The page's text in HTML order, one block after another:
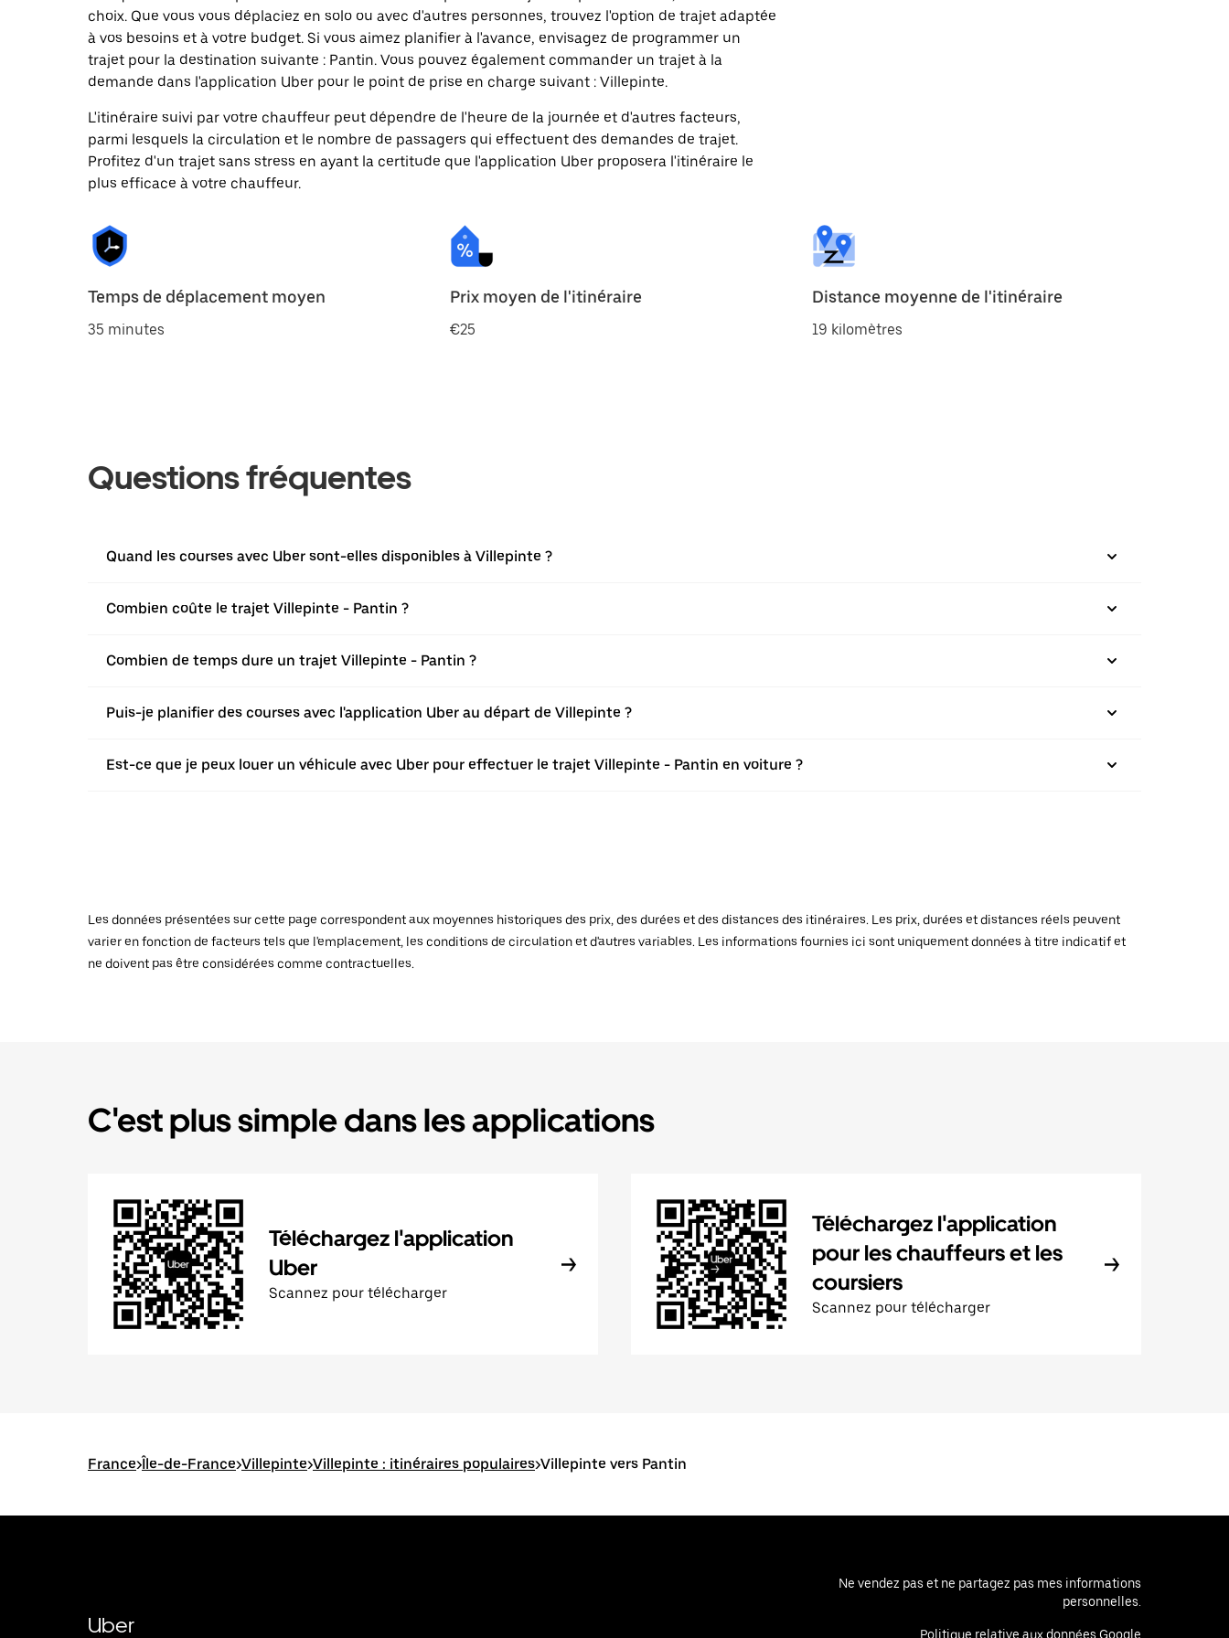
choix. Que vous vous déplaciez en solo ou avec d'autres personnes, trouvez l'option de trajet adaptée
à vos besoins et à votre budget. Si vous aimez planifier à l'avance, envisagez de programmer un
trajet pour la destination suivante : Pantin. Vous pouvez également commander un trajet à la
demande dans l'application Uber pour le point de prise en charge suivant : Villepinte.
L'itinéraire suivi par votre chauffeur peut dépendre de l'heure de la journée et d'autres facteurs,
parmi lesquels la circulation et le nombre de passagers qui effectuent des demandes de trajet.
Profitez d'un trajet sans stress en ayant la certitude que l'application Uber proposera l'itinéraire le
plus efficace à votre chauffeur.
Temps de déplacement moyen
35 minutes
Prix moyen de l'itinéraire
€25
Distance moyenne de l'itinéraire
19 kilomètres
Questions fréquentes
Quand les courses avec Uber sont-elles disponibles à Villepinte ?
Combien coûte le trajet Villepinte - Pantin ?
Combien de temps dure un trajet Villepinte - Pantin ?
Puis-je planifier des courses avec l'application Uber au départ de Villepinte ?
Est-ce que je peux louer un véhicule avec Uber pour effectuer le trajet Villepinte - Pantin en voiture ?
Les données présentées sur cette page correspondent aux moyennes historiques des prix, des durées et des distances des itinéraires. Les prix, durées et distances réels peuvent
varier en fonction de facteurs tels que l'emplacement, les conditions de circulation et d'autres variables. Les informations fournies ici sont uniquement données à titre indicatif et
ne doivent pas être considérées comme contractuelles.
C'est plus simple dans les applications
Téléchargez l'application
Uber
Scannez pour télécharger
Téléchargez l'application
pour les chauffeurs et les
coursiers
Scannez pour télécharger
France>Île-de-France>Villepinte>Villepinte : itinéraires populaires>Villepinte vers Pantin
Uber
Ne vendez pas et ne partagez pas mes informations
personnelles.
Politique relative aux données Google